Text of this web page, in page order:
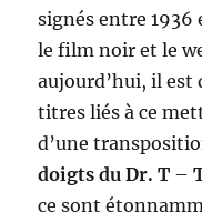
signés entre 1936
le film noir et le
aujourd’hui, il est
titres liés à ce
d’une
doigts du Dr. T –
ce sont